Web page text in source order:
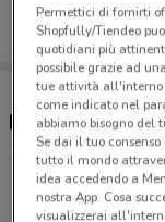
Negozi Echo
Viale
1.9 km
Permettici di fornirti
Shopfully/Tiendeo
quotidiani più
possibile grazie ad
tue attività all'interno
come indicato nel
abbiamo bisogno del
Se dai il tuo
tutto il mondo
idea accedendo a
nostra App. Cosa
visualizzerai